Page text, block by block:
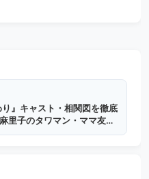
』キャスト・相関図を徹底
里子のタワマン・ママ友サ